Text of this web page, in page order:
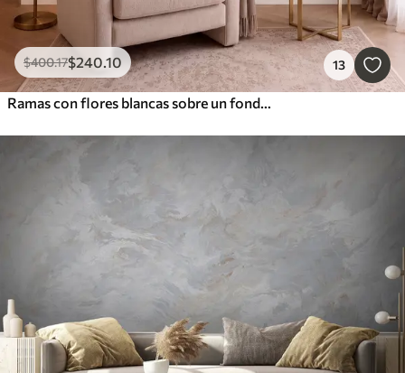
$400.17$240.10 13
Ramas con flores blancas sobre un fondo beige suave.